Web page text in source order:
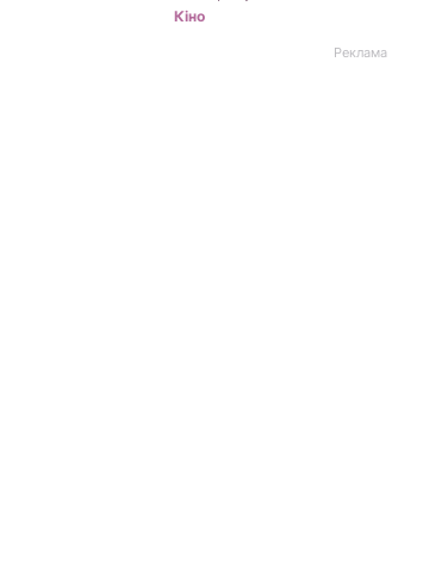
Кіно
Реклама